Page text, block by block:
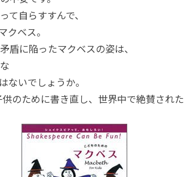
て自らすすんで、
クベス。
盾に陥ったマクベスの姿は、
ないでしょうか。
のために書き直し、世界中で絶賛された